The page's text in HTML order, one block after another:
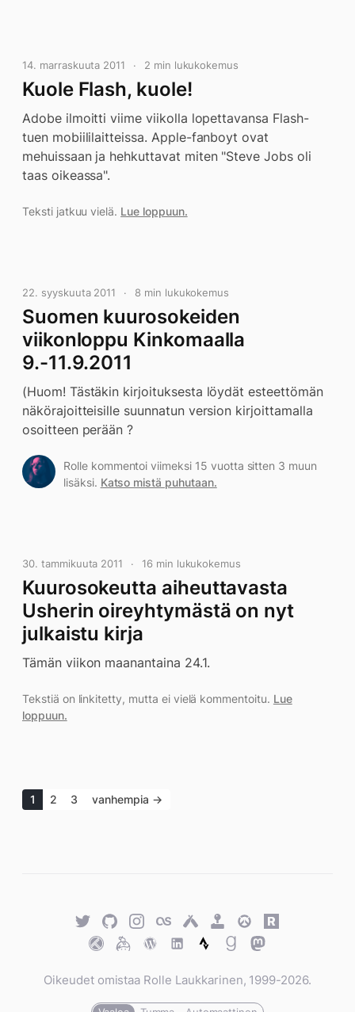
14. marraskuuta 2011 2 min lukukokemus
Kuole Flash, kuole!
Adobe ilmoitti viime viikolla lopettavansa Flash-
tuen mobiililaitteissa. Apple-fanboyt ovat
mehuissaan ja hehkuttavat miten "Steve Jobs oli
taas oikeassa".
Teksti jatkuu vielä. Lue loppuun.
22. syyskuuta 2011 8 min lukukokemus
Suomen kuurosokeiden
viikonloppu Kinkomaalla
9.-11.9.2011
(Huom! Tästäkin kirjoituksesta löydät esteettömän
näkörajoitteisille suunnatun version kirjoittamalla
osoitteen perään ?
Rolle kommentoi viimeksi 15 vuotta sitten 3 muun
lisäksi. Katso mistä puhutaan.
30. tammikuuta 2011 16 min lukukokemus
Kuurosokeutta aiheuttavasta
Usherin oireyhtymästä on nyt
julkaistu kirja
Tämän viikon maanantaina 24.1.
Tekstiä on linkitetty, mutta ei vielä kommentoitu. Lue
loppuun.
1 2 3 vanhempia →
TwitterGitHubTwitterLast.fmUntappd
Retro
Achievements
Overwatch
Rawg.io
TraktKeybaseWordPress
WordPress
StravaGoodreads
Mastodon
Oikeudet omistaa Rolle Laukkarinen, 1999-2026.